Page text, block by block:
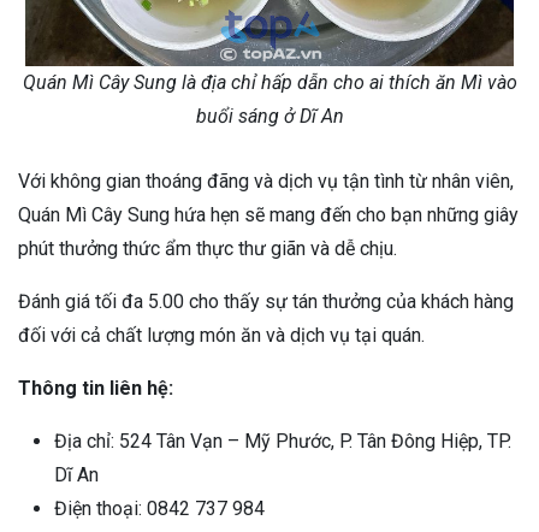
Quán Mì Cây Sung là địa chỉ hấp dẫn cho ai thích ăn Mì vào
buổi sáng ở Dĩ An
Với không gian thoáng đãng và dịch vụ tận tình từ nhân viên,
Quán Mì Cây Sung hứa hẹn sẽ mang đến cho bạn những giây
phút thưởng thức ẩm thực thư giãn và dễ chịu.
Đánh giá tối đa 5.00 cho thấy sự tán thưởng của khách hàng
đối với cả chất lượng món ăn và dịch vụ tại quán.
Thông tin liên hệ:
Địa chỉ: 524 Tân Vạn – Mỹ Phước, P. Tân Đông Hiệp, TP.
Dĩ An
Điện thoại: 0842 737 984